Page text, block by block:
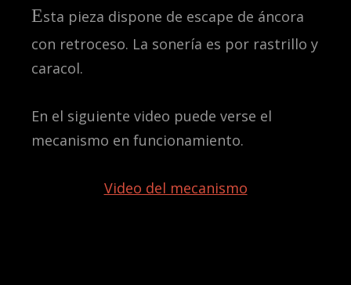
Esta pieza dispone de escape de áncora
con retroceso. La sonería es por rastrillo y
caracol.
En el siguiente video puede verse el
mecanismo en funcionamiento.
Video del mecanismo